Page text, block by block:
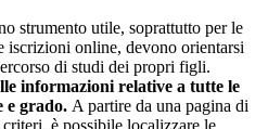
strumento utile, soprattutto per le
iscrizioni online, devono orientarsi
di studi dei propri figli.
informazioni relative a tutte le
e grado. A partire da una pagina di
è possibile localizzare le